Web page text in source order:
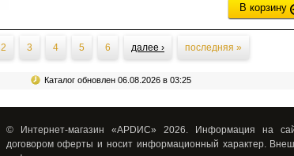
В корзину
2 3 4 5 6 далее › последняя »
Каталог обновлен 06.08.2026 в 03:25
© Интернет-магазин «АРDИС» 2026. Информация на
договором оферты и носит информационный характер.